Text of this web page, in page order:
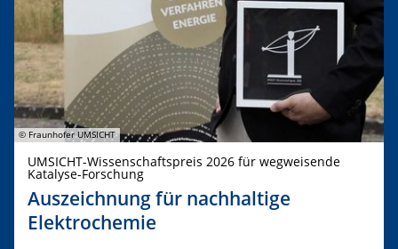
© Fraunhofer UMSICHT
UMSICHT-Wissenschaftspreis 2026 für wegweisende
Katalyse-Forschung
Auszeichnung für nachhaltige
Elektrochemie